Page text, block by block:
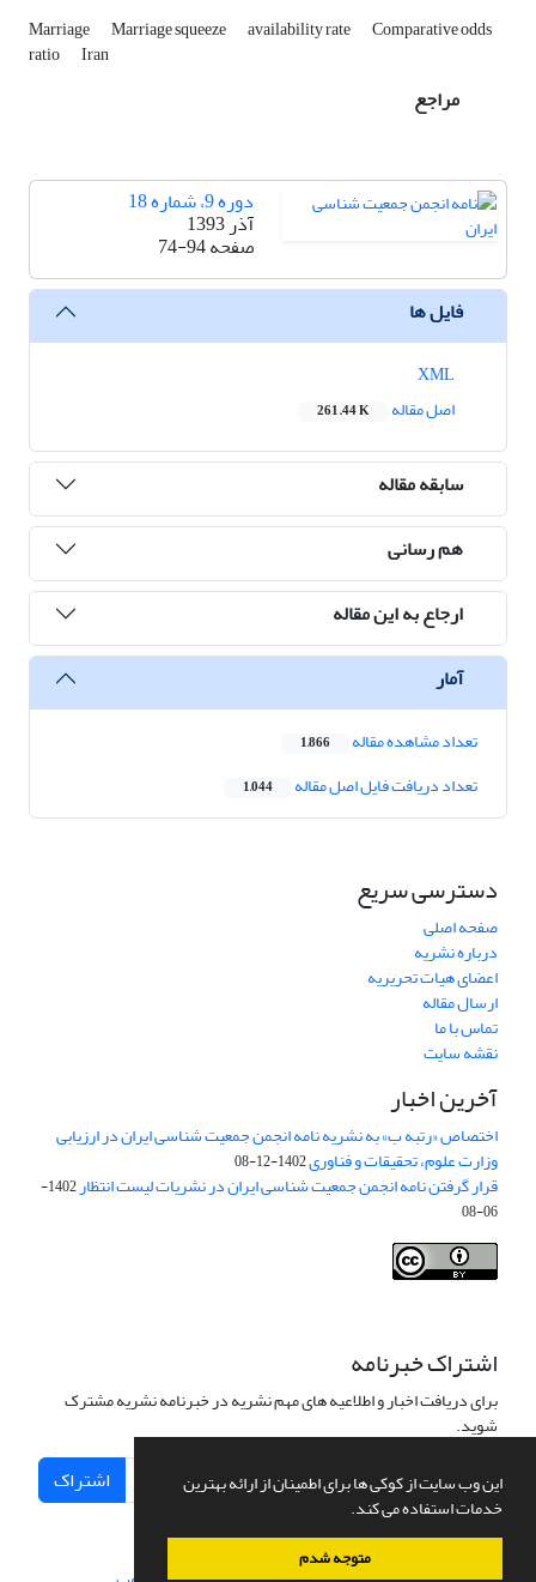
این وب سایت از کوکی ها برای اطمینان از ارائه بهترین
خدمات استفاده می کند.
متوجه شدم
Marriage Marriage squeeze availability rate Comparative odds
ratio Iran
مراجع
دوره 9، شماره 18
آذر 1393
صفحه74-94
فایل ها
اصل مقاله
261.44 K
سابقه مقاله
هم رسانی
ارجاع به این مقاله
آمار
تعداد مشاهده مقاله 1,866
تعداد دریافت فایل اصل مقاله 1,044
دسترسی سریع
صفحه اصلی
درباره نشریه
اعضای هیات تحریریه
ارسال مقاله
تماس با ما
نقشه سایت
آخرین اخبار
اختصاص «رتبه ب» به نشریه نامه انجمن جمعیت شناسی ایران در ارزیابی
وزارت علوم، تحقیقات و فناوری1402-12-08
قرار گرفتن نامه انجمن جمعیت شناسی ایران در نشریات لیست انتظار
1402-
06-08
اشتراک خبرنامه
برای دریافت اخبار و اطلاعیه های مهم نشریه در خبرنامه نشریه مشترک
شوید.
اشتراک